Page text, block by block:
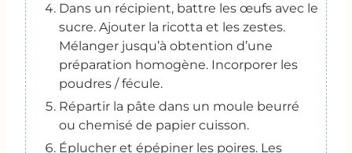
Dans un récipient, battre les œufs avec le
sucre. Ajouter la ricotta et les zestes.
Mélanger jusqu’à obtention d’une
préparation homogène. Incorporer les
poudres / fécule.
Répartir la pâte dans un moule beurré
ou chemisé de papier cuisson.
Éplucher et épépiner les poires. Les